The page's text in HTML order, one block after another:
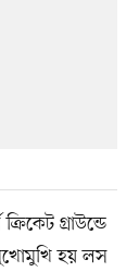
গ্রাউন্ডে
হয় লস